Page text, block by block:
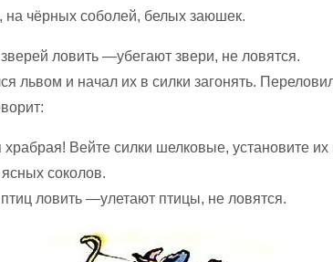
на чёрных соболей, белых заюшек.
ловить —убегают звери, не ловятся.
львом и начал их в силки загонять.
Вейте силки шелковые, установите их
соколов.
ловить —улетают птицы, не ловятся.